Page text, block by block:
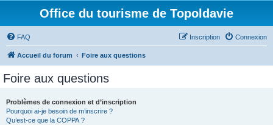
Office du tourisme de Topoldavie
FAQ Connexion
Inscription
Accueil du forum Foire aux questions
Foire aux questions
Problèmes de connexion et d’inscription
Pourquoi ai-je besoin de m’inscrire ?
Qu’est-ce que la COPPA ?